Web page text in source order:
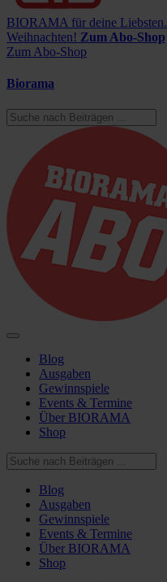
BIORAMA für deine Liebsten.
Weihnachten! Zum Abo-Shop
Zum Abo-Shop
Biorama
Blog
Ausgaben
Gewinnspiele
Events & Termine
Über BIORAMA
Shop
Blog
Ausgaben
Gewinnspiele
Events & Termine
Über BIORAMA
Shop